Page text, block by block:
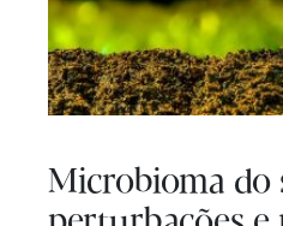
Microbioma do